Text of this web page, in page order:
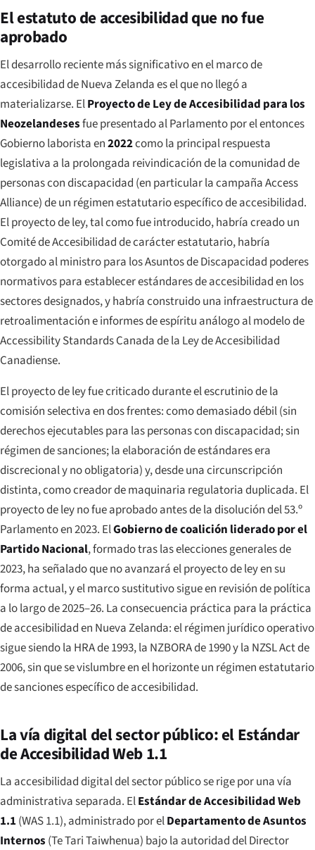
El estatuto de accesibilidad que no fue
aprobado
El desarrollo reciente más significativo en el marco de
accesibilidad de Nueva Zelanda es el quenollegó a
materializarse. ElProyecto de Ley de Accesibilidad para los
Neozelandesesfue presentado al Parlamento por el entonces
Gobierno laborista en2022como la principal respuesta
legislativa a la prolongada reivindicación de la comunidad de
personas con discapacidad (en particular la campaña Access
Alliance) de un régimen estatutario específico de accesibilidad.
El proyecto de ley, tal como fue introducido, habría creado un
Comité de Accesibilidad de carácter estatutario, habría
otorgado al ministro para los Asuntos de Discapacidad poderes
normativos para establecer estándares de accesibilidad en los
sectores designados, y habría construido una infraestructura de
retroalimentación e informes de espíritu análogo al modelo de
Accessibility Standards Canada de la Ley de Accesibilidad
Canadiense.
El proyecto de ley fue criticado durante el escrutinio de la
comisión selectiva en dos frentes: como demasiado débil (sin
derechos ejecutables para las personas con discapacidad; sin
régimen de sanciones; la elaboración de estándares era
discrecional y no obligatoria) y, desde una circunscripción
distinta, como creador de maquinaria regulatoria duplicada. El
proyecto de ley no fue aprobado antes de la disolución del 53.º
Parlamento en 2023. ElGobierno de coalición liderado por el
Partido Nacional, formado tras las elecciones generales de
2023, ha señalado que no avanzará el proyecto de ley en su
forma actual, y el marco sustitutivo sigue en revisión de política
a lo largo de 2025–26. La consecuencia práctica para la práctica
de accesibilidad en Nueva Zelanda: el régimen jurídico operativo
sigue siendo la HRA de 1993, la NZBORA de 1990 y la NZSL Act de
2006, sin que se vislumbre en el horizonte un régimen estatutario
de sanciones específico de accesibilidad.
La vía digital del sector público: el Estándar
de Accesibilidad Web 1.1
La accesibilidad digital del sector público se rige por una vía
administrativa separada. ElEstándar de Accesibilidad Web
1.1 (WAS 1.1), administrado por elDepartamento de Asuntos
Internos (Te Tari Taiwhenua) bajo la autoridad del Director